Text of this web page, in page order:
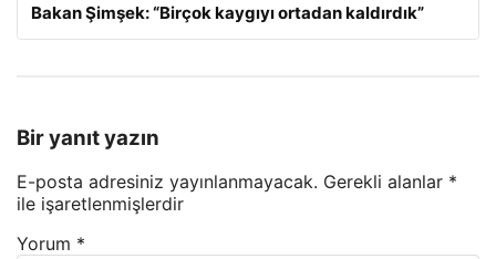
Bakan Şimşek: “Birçok kaygıyı ortadan kaldırdık”
Bir yanıt yazın
E-posta adresiniz yayınlanmayacak. Gerekli alanlar *
ile işaretlenmişlerdir
Yorum *